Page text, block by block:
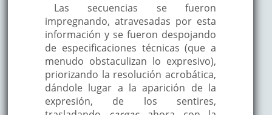
Las secuencias se fueron
impregnando, atravesadas por esta
información y se fueron despojando
de especificaciones técnicas (que a
menudo obstaculizan lo expresivo),
priorizando la resolución acrobática,
dándole lugar a la aparición de la
expresión, de los sentires,